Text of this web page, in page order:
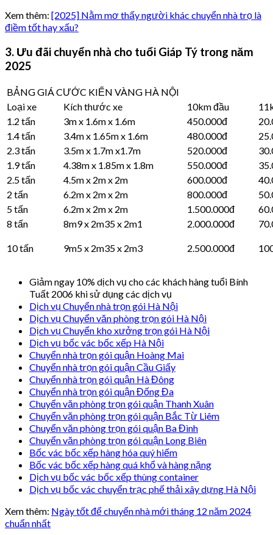
Xem thêm: [2025] Nằm mơ thấy người khác chuyển nhà trọ là
điềm tốt hay xấu?
3. Ưu đãi chuyển nhà cho tuổi Giáp Tý trong năm
2025
BẢNG GIÁ CƯỚC KIẾN VÀNG HÀ NỘI
Loại xe
Kích thước xe 10km đầu
1.2 tấn
3m x 1.6m x 1.6m 450.000đ
1.4 tấn
3.4m x 1.65m x 1.6m 480.000đ
2.3 tấn
3.5m x 1.7m x1.7m 520.000đ
1.9 tấn
4.38m x 1.85m x 1.8m 550.000đ
2.5 tấn
4.5m x 2m x 2m 600.000đ
2 tấn
6.2m x 2m x 2m 800.000đ
5 tấn
6.2m x 2m x 2m 1.500.000đ
8 tấn
8m9 x 2m35 x 2m1 2.000.000đ
10 tấn 9m5 x 2m35 x 2m3 2.500.000đ
Giảm ngay 10% dịch vụ cho các khách hàng tuổi Bính
Tuất 2006 khi sử dụng các dịch vụ
Dịch vụ Chuyển nhà trọn gói Hà Nội
Dịch vụ Chuyển văn phòng trọn gói Hà Nội
Dịch vụ Chuyển kho xưởng trọn gói Hà Nội
Dịch vụ bốc vác bốc xếp Hà Nội
Chuyển nhà trọn gói quận Hoàng Mai
Chuyển nhà trọn gói quận Cầu Giấy
Chuyển nhà trọn gói quận Hà Đông
Chuyển nhà trọn gói quận Đống Đa
Chuyển văn phòng trọn gói quận Thanh Xuân
Chuyển văn phòng trọn gói quận Bắc Từ Liêm
Chuyển văn phòng trọn gói quận Ba Đình
Chuyển văn phòng trọn gói quận Long Biên
Bốc vác bốc xếp hàng hóa quý hiếm
Bốc vác bốc xếp hàng quá khổ và hàng nặng
Dịch vụ bốc vác bốc xếp thùng container
Dịch vụ bốc vác chuyển trạc phế thải xây dựng Hà Nội
Xem thêm: Ngày tốt để chuyển nhà mới tháng 12 năm 2024
chuẩn nhất